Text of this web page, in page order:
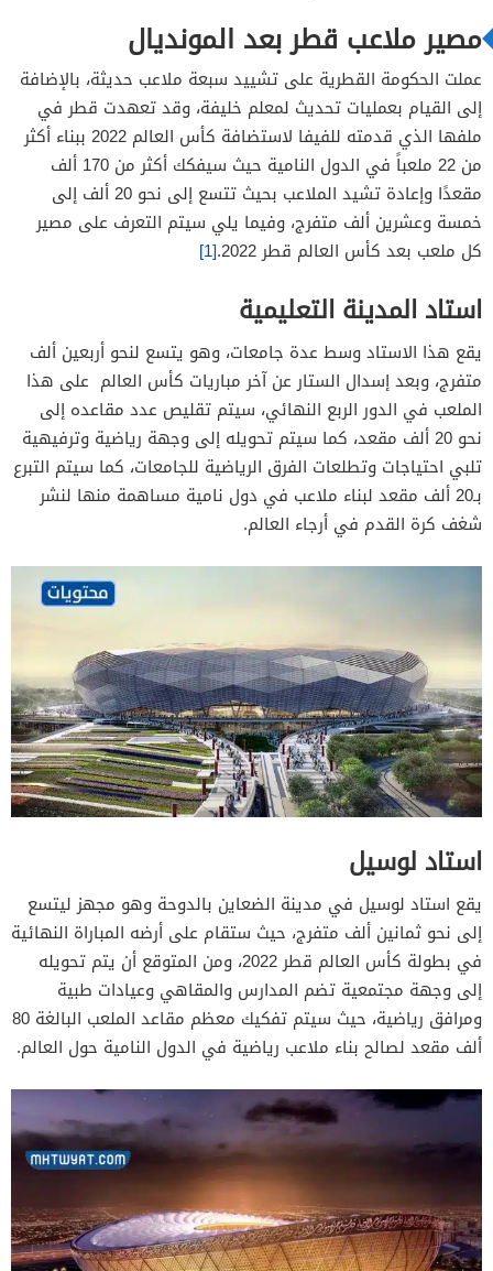
مصير ملاعب قطر بعد المونديال
عملت الحكومة القطرية على تشييد سبعة ملاعب حديثة، بالإضافة
إلى القيام بعمليات تحديث لمعلم خليفة، وقد تعهدت قطر في
ملفها الذي قدمته للفيفا لاستضافة كأس العالم 2022 ببناء أكثر
من 22 ملعباً في الدول النامية حيث سيفكك أكثر من 170 ألف
مقعدًا وإعادة تشيد الملاعب بحيث تتسع إلى نحو 20 ألف إلى
خمسة وعشرين ألف متفرج، وفيما يلي سيتم التعرف على مصير
كل ملعب بعد كأس العالم قطر 2022.
[1]
استاد المدينة التعليمية
يقع هذا الاستاد وسط عدة جامعات، وهو يتسع لنحو أربعين ألف
متفرج، وبعد إسدال الستار عن آخر مباريات كأس العالم على هذا
الملعب في الدور الربع النهائي، سيتم تقليص عدد مقاعده إلى
نحو 20 ألف مقعد، كما سيتم تحويله إلى وجهة رياضية وترفيهية
تلبي احتياجات وتطلعات الفرق الرياضية للجامعات، كما سيتم التبرع
بـ20 ألف مقعد لبناء ملاعب في دول نامية مساهمة منها لنشر
شغف كرة القدم في أرجاء العالم.
استاد لوسيل
يقع استاد لوسيل في مدينة الضعاين بالدوحة وهو مجهز ليتسع
إلى نحو ثمانين ألف متفرج، حيث ستقام على أرضه المباراة النهائية
في بطولة كأس العالم قطر 2022، ومن المتوقع أن يتم تحويله
إلى وجهة مجتمعية تضم المدارس والمقاهي وعيادات طبية
ومرافق رياضية، حيث سيتم تفكيك معظم مقاعد الملعب البالغة 80
ألف مقعد لصالح بناء ملاعب رياضية في الدول النامية حول العالم.